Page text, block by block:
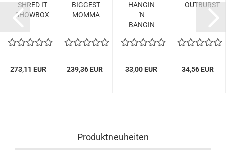
SHRED IT
SHOWBOX
273,11 EUR
BIGGEST
MOMMA
239,36 EUR
HANGIN
'N
BANGIN
33,00 EUR
OUTBURST
34,56 EUR
Produktneuheiten